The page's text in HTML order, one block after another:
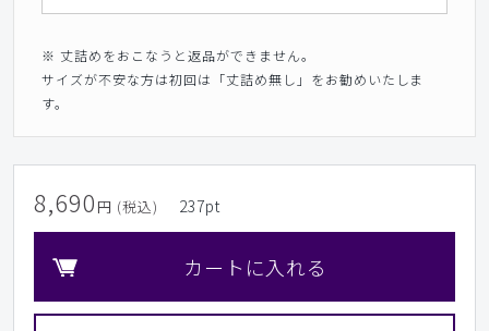
※ 丈詰めをおこなうと返品ができません。
サイズが不安な方は初回は「丈詰め無し」をお勧めいたしま
す。
8,690 円 (税込) 237pt
カートに入れる